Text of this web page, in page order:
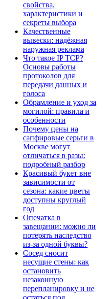
свойства,
характеристики и
секреты выбора
Качественные
вывески: надёжная
наружная реклама
Что такое IP TCP?
Основы работы
протоколов для
передачи данных и
голоса
Обрамление и уход за
могилой: правила и
особенности
Почему цены на
сапфировые серьги в
Москве могут
отличаться в разы:
подробный разбор
Красивый букет вне
зависимости от
сезона: какие цветы
доступны круглый
год
Опечатка в
завещании: можно ли
потерять наследство
из-за одной буквы?
Сосед сносит
несущие стены: как
остановить
незаконную
перепланировку и не